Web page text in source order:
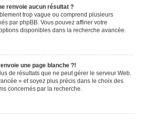
renvoie aucun résultat ?
trop vague ou comprend plusieurs
par phpBB. Vous pouvez affiner votre
disponibles dans la recherche avancée.
une page blanche ?!
de résultats que ne peut gérer le serveur Web.
» et soyez plus précis dans le choix des
concernés par la recherche.